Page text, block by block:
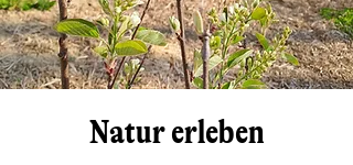
Natur erleben